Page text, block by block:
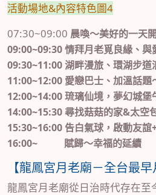
活動場地&內容特色圖4
07:30~09:00 晨喚～美好的一天
09:00~09:30情拜月老覓良緣、與
09:30~11:00湖畔漫旅、環湖步道
11:00~12:00 愛戀巴士、加溫話題
12:00~14:00琉璃仙境，夢幻城堡
14:00~15:30尋找菇菇的家&太空
15:30~16:00 告白氣球，啟動友誼
16:00~ 賦歸～幸福的延續
【龍鳳宮月老廟－全台最
龍鳳宮月老廟從日治時代存在至